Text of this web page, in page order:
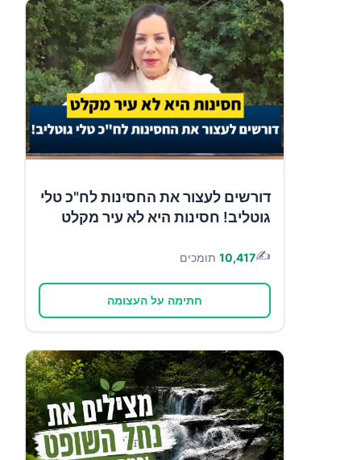
דורשים לעצור את החסינות לח"כ טלי
גוטליב! חסינות היא לא עיר מקלט
✍️
10,417 תומכים
חתימה על העצומה